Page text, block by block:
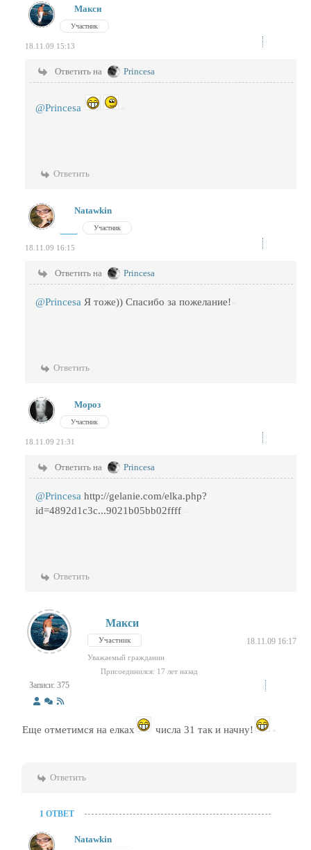
Макси
Участник
18.11.09 15:13
Ответить на Princesa
@Princesa
Ответить
Natawkin
Участник
18.11.09 16:15
Ответить на Princesa
@Princesa Я тоже)) Спасибо за пожелание!
Ответить
Мороз
Участник
18.11.09 21:31
Ответить на Princesa
@Princesa http://gelanie.com/elka.php?
id=4892d1c3c...9021b05bb02ffff
Ответить
Записи: 375
Макси
Участник 18.11.09 16:17
Уважаемый гражданин
Присоединился: 17 лет назад
Еще отметимся на елках числа 31 так и начну!
Ответить
1 ОТВЕТ
Natawkin